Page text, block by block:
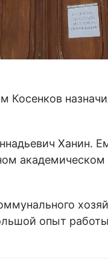
Ханин.
опыт